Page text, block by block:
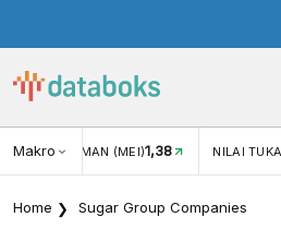
MakroWISMAN (MEI)1,38 NILAI
Home Sugar Group Companies